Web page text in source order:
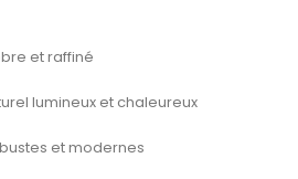
et raffiné
lumineux et chaleureux
et modernes